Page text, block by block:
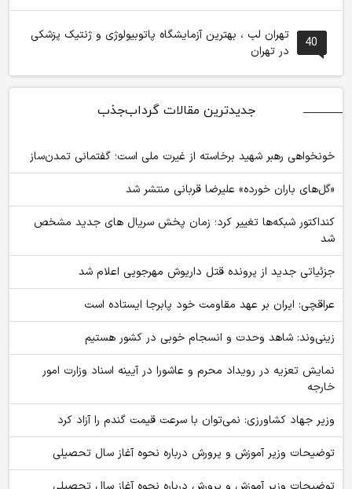
40
تهران لب ، بهترین آزمایشگاه پاتوبیولوژی و ژنتیک پزشکی
در تهران
جدیدترین مقالات گرداب‌جذب
خونخواهی رهبر شهید برخاسته از غیرت ملی است؛ گفتمانی تمدن‌ساز
«گل‌های باران خورده» علیرضا قربانی منتشر شد
کنداکتور شبکه‌ها تغییر کرد؛ زمان پخش سریال های جدید مشخص
شد
جزئیاتی جدید از پرونده قتل داریوش مهرجویی اعلام شد
عراقچی: ایران بر عهد مقاومت خود پابرجا ایستاده است
زینی‌وند: شاهد وحدت و انسجام خوبی در کشور هستیم
نمایش تعزیه در رویداد محرم و عاشورا در آیینه اسناد وزارت امور
خارجه
وزیر جهاد کشاورزی: نمی‌توان با سرعت قیمت گندم را آزاد کرد
توضیحات وزیر آموزش و پرورش درباره نحوه آغاز سال تحصیلی